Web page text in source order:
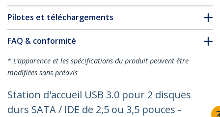
Pilotes et téléchargements
FAQ & conformité
* L’apparence et les spécifications du produit peuvent être
modifiées sans préavis
Station d'accueil USB 3.0 pour 2 disques
durs SATA / IDE de 2,5 ou 3,5 pouces -